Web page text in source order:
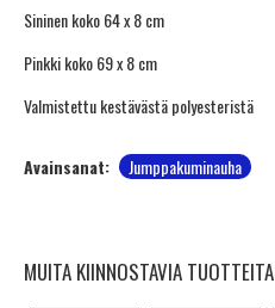
Sininen koko 64 x 8 cm
Pinkki koko 69 x 8 cm
Valmistettu kestävästä polyesteristä
Avainsanat: Jumppakuminauha
MUITA KIINNOSTAVIA TUOTTEITA